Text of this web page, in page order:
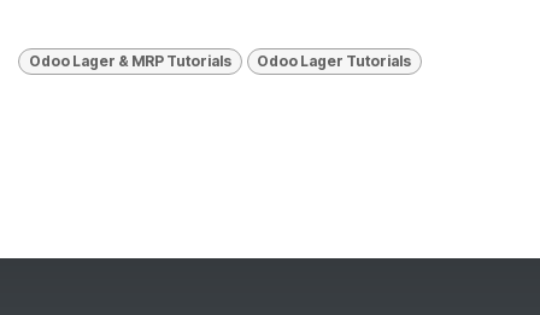
Odoo Lager & MRP Tutorials Odoo Lager Tutorials